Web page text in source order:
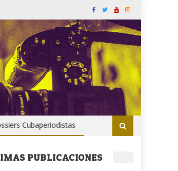
Cubaperiodistas
PUBLICACIONES